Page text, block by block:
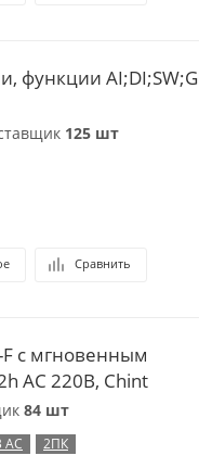
функции
125 шт
Сравнить
AC 220В, Chint
84 шт
АС 2ПК